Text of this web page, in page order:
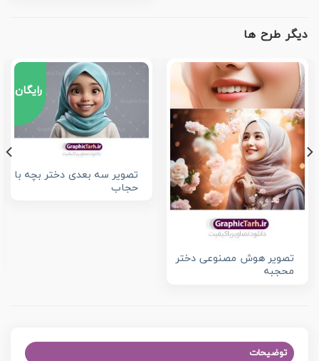
دیگر طرح ها
تصویر هوش مصنوعی دختر
محجبه
رایگان
تصویر سه بعدی دختر بچه با
حجاب
توضیحات